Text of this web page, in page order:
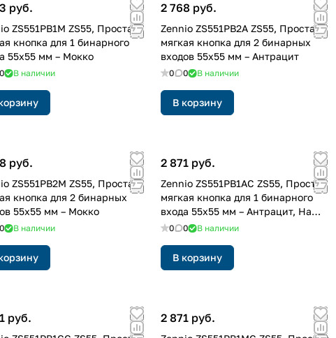
руб.
ZS551PB1M ZS55, Простая
кнопка для 1 бинарного
55x55 мм – Мокко
0 В наличии
2 768 руб.
Zennio ZS551PB2A ZS55, Простая
мягкая кнопка для 2 бинарных
входов 55x55 мм – Антрацит
0 0 В наличии
В корзину
руб.
ZS551PB2M ZS55, Простая
кнопка для 2 бинарных
55x55 мм – Мокко
0 В наличии
2 871 руб.
Zennio ZS551PB1AC ZS55, Простая
мягкая кнопка для 1 бинарного
входа 55x55 мм – Антрацит, На
заказ
0 0 В наличии
В корзину
руб. 2 871 руб.